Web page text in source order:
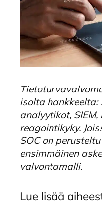
isolta hankkeelta:
analyytikot,
reagointikyky.
SOC on
ensimmäinen
valvontamalli.
Lue lisää